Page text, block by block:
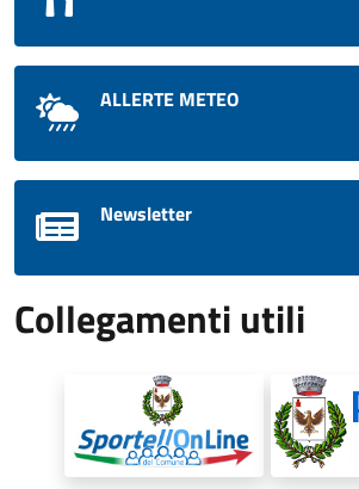
ALLERTE METEO
Newsletter
Collegamenti utili